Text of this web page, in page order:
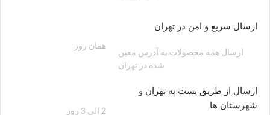
ارسال سریع و امن در تهران
ارسال همه محصولات به آدرس معین
شده در تهران
همان روز
ارسال از طریق پست به تهران و
شهرستان ها
2 الی 3 روز